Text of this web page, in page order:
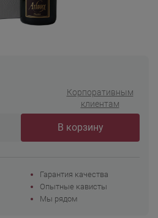
Корпоративным
клиентам
В корзину
Гарантия качества
Опытные кависты
Мы рядом